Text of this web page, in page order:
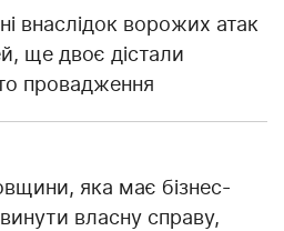
внаслідок ворожих атак
ще двоє дістали
провадження
яка має бізнес-
власну справу,